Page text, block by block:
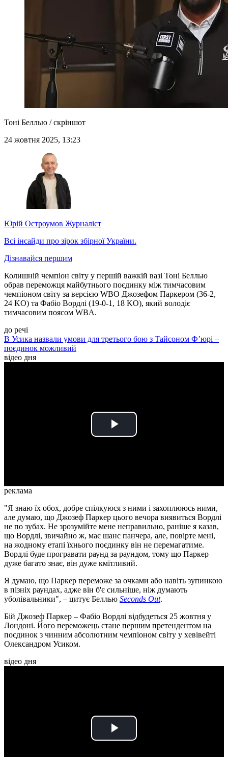
Тоні Беллью / скріншот
24 жовтня 2025, 13:23
Юрій Остроумов Журналіст
Всі інсайди про зірок збірної України.
Дізнавайся першим
Колишній чемпіон світу у першій важкій вазі Тоні Беллью
обрав переможця майбутнього поєдинку між тимчасовим
чемпіоном світу за версією WBO Джозефом Паркером (36-2,
24 KO) та Фабіо Вордлі (19-0-1, 18 KO), який володіє
тимчасовим поясом WBA.
до речі
В Усика назвали умови для третього бою з Тайсоном Ф’юрі –
поєдинок можливий
відео дня
Play
реклама
"Я знаю їх обох, добре спілкуюся з ними і захоплююсь ними,
але думаю, що Джозеф Паркер цього вечора виявиться Вордлі
не по зубах. Не зрозумійте мене неправильно, раніше я казав,
що Вордлі, звичайно ж, має шанс панчера, але, повірте мені,
на жодному етапі їхнього поєдинку він не перемагатиме.
Вордлі буде програвати раунд за раундом, тому що Паркер
дуже багато знає, він дуже кмітливий.
Я думаю, що Паркер переможе за очками або навіть зупинкою
в пізніх раундах, адже він б'є сильніше, ніж думають
уболівальники", – цитує Беллью Seconds Out.
Бій Джозеф Паркер – Фабіо Вордлі відбудеться 25 жовтня у
Лондоні. Його переможець стане першим претендентом на
поєдинок з чинним абсолютним чемпіоном світу у хевівейті
Олександром Усиком.
відео дня
Play